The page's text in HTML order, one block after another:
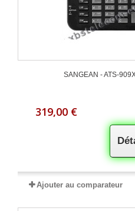
SANGEAN - ATS-
319,00 €
Ajouter au comparateur